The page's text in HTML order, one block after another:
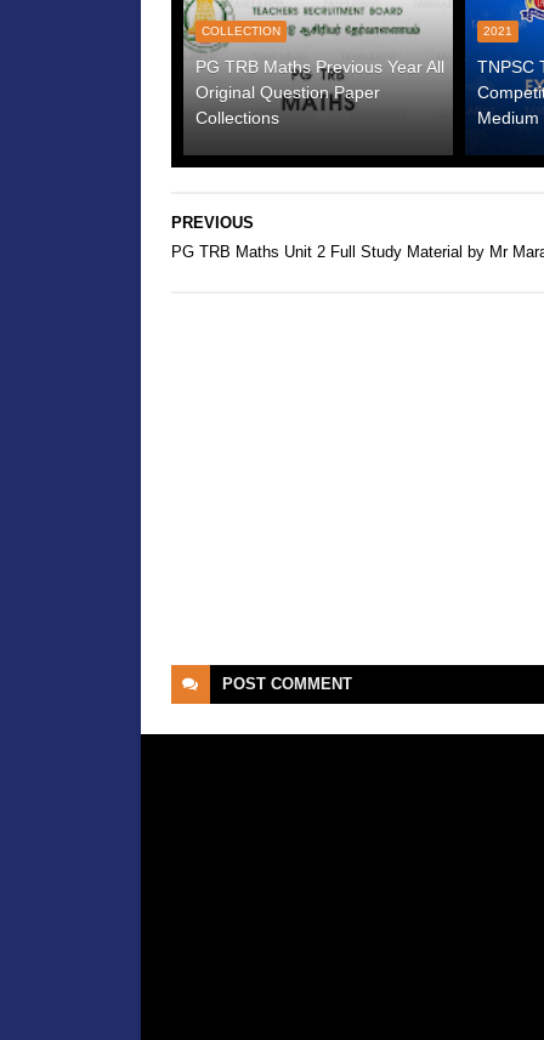
COLLECTION
PG TRB Maths Previous Year All
Original Question Paper
Collections
2021
TNPSC
PREVIOUS
PG TRB Maths Unit 2 Full Study Material by Mr
POST COMMENT